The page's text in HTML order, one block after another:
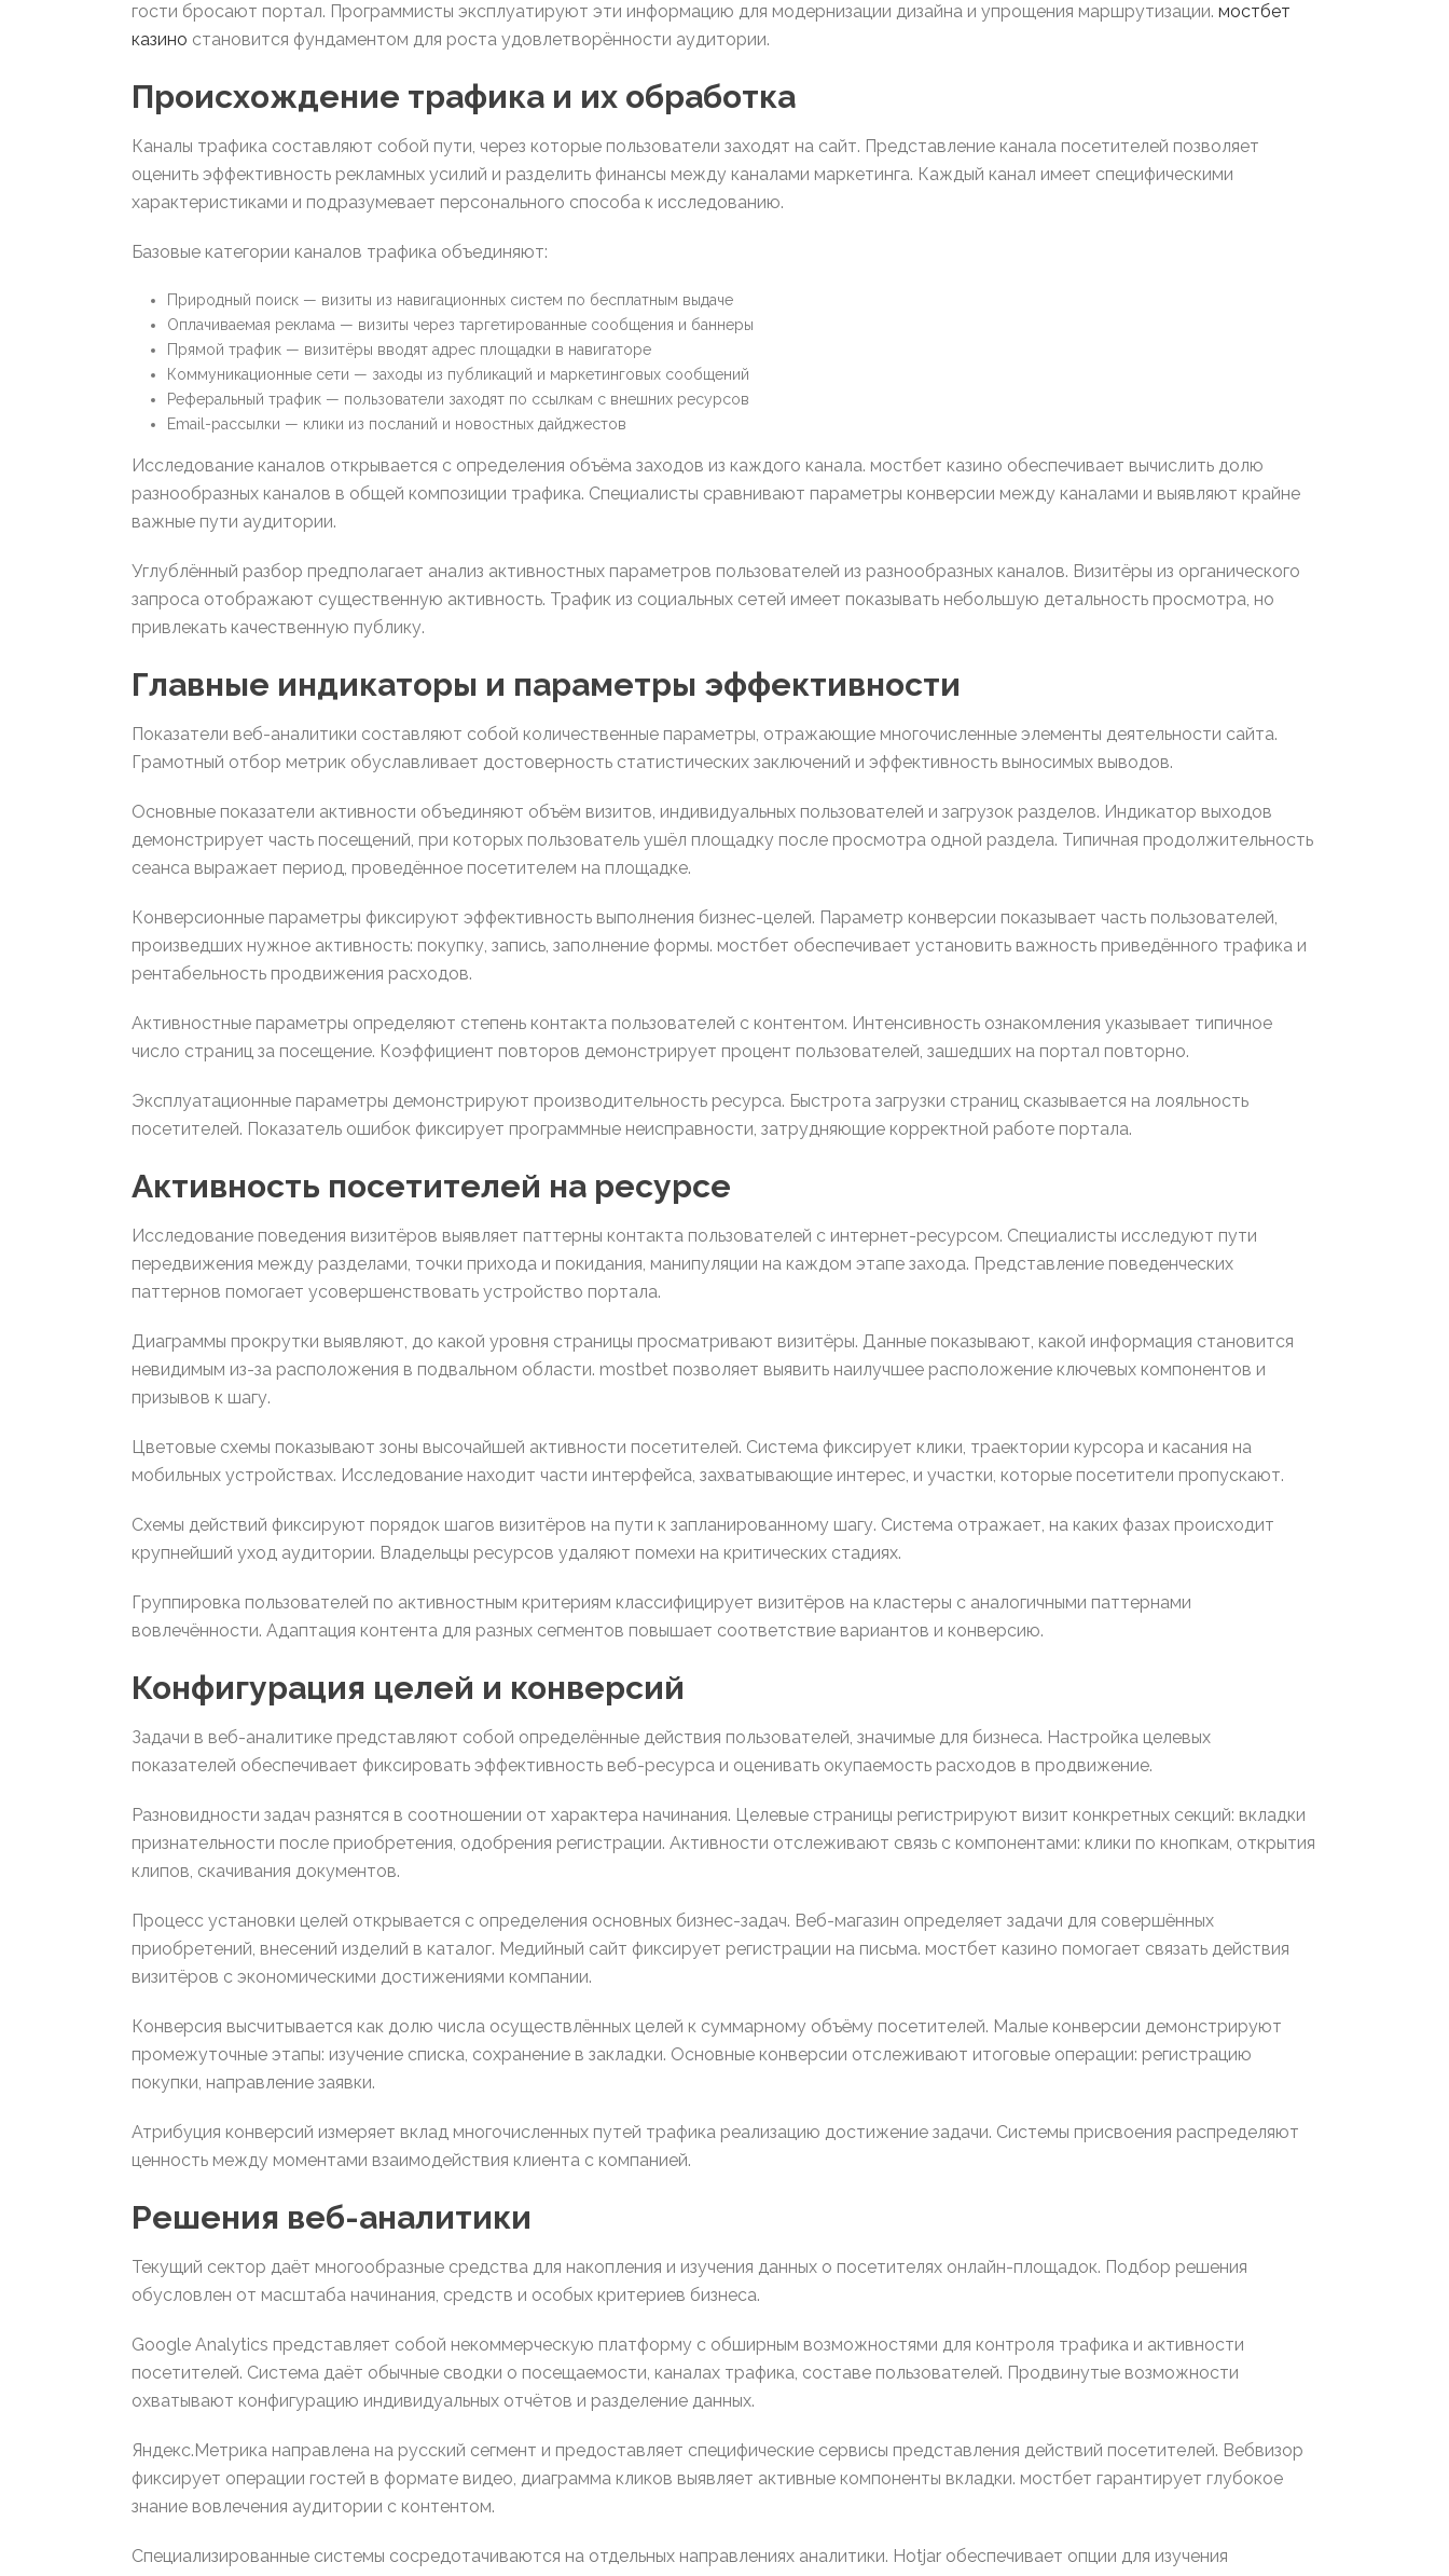
гости бросают портал. Программисты эксплуатируют эти информацию для модернизации дизайна и упрощения маршрутизации. мостбет
казино становится фундаментом для роста удовлетворённости аудитории.
Происхождение трафика и их обработка
Каналы трафика составляют собой пути, через которые пользователи заходят на сайт. Представление канала посетителей позволяет
оценить эффективность рекламных усилий и разделить финансы между каналами маркетинга. Каждый канал имеет специфическими
характеристиками и подразумевает персонального способа к исследованию.
Базовые категории каналов трафика объединяют:
Природный поиск — визиты из навигационных систем по бесплатным выдаче
Оплачиваемая реклама — визиты через таргетированные сообщения и баннеры
Прямой трафик — визитёры вводят адрес площадки в навигаторе
Коммуникационные сети — заходы из публикаций и маркетинговых сообщений
Реферальный трафик — пользователи заходят по ссылкам с внешних ресурсов
Email-рассылки — клики из посланий и новостных дайджестов
Исследование каналов открывается с определения объёма заходов из каждого канала. мостбет казино обеспечивает вычислить долю
разнообразных каналов в общей композиции трафика. Специалисты сравнивают параметры конверсии между каналами и выявляют крайне
важные пути аудитории.
Углублённый разбор предполагает анализ активностных параметров пользователей из разнообразных каналов. Визитёры из органического
запроса отображают существенную активность. Трафик из социальных сетей имеет показывать небольшую детальность просмотра, но
привлекать качественную публику.
Главные индикаторы и параметры эффективности
Показатели веб-аналитики составляют собой количественные параметры, отражающие многочисленные элементы деятельности сайта.
Грамотный отбор метрик обуславливает достоверность статистических заключений и эффективность выносимых выводов.
Основные показатели активности объединяют объём визитов, индивидуальных пользователей и загрузок разделов. Индикатор выходов
демонстрирует часть посещений, при которых пользователь ушёл площадку после просмотра одной раздела. Типичная продолжительность
сеанса выражает период, проведённое посетителем на площадке.
Конверсионные параметры фиксируют эффективность выполнения бизнес-целей. Параметр конверсии показывает часть пользователей,
произведших нужное активность: покупку, запись, заполнение формы. мостбет обеспечивает установить важность приведённого трафика и
рентабельность продвижения расходов.
Активностные параметры определяют степень контакта пользователей с контентом. Интенсивность ознакомления указывает типичное
число страниц за посещение. Коэффициент повторов демонстрирует процент пользователей, зашедших на портал повторно.
Эксплуатационные параметры демонстрируют производительность ресурса. Быстрота загрузки страниц сказывается на лояльность
посетителей. Показатель ошибок фиксирует программные неисправности, затрудняющие корректной работе портала.
Активность посетителей на ресурсе
Исследование поведения визитёров выявляет паттерны контакта пользователей с интернет-ресурсом. Специалисты исследуют пути
передвижения между разделами, точки прихода и покидания, манипуляции на каждом этапе захода. Представление поведенческих
паттернов помогает усовершенствовать устройство портала.
Диаграммы прокрутки выявляют, до какой уровня страницы просматривают визитёры. Данные показывают, какой информация становится
невидимым из-за расположения в подвальном области. mostbet позволяет выявить наилучшее расположение ключевых компонентов и
призывов к шагу.
Цветовые схемы показывают зоны высочайшей активности посетителей. Система фиксирует клики, траектории курсора и касания на
мобильных устройствах. Исследование находит части интерфейса, захватывающие интерес, и участки, которые посетители пропускают.
Схемы действий фиксируют порядок шагов визитёров на пути к запланированному шагу. Система отражает, на каких фазах происходит
крупнейший уход аудитории. Владельцы ресурсов удаляют помехи на критических стадиях.
Группировка пользователей по активностным критериям классифицирует визитёров на кластеры с аналогичными паттернами
вовлечённости. Адаптация контента для разных сегментов повышает соответствие вариантов и конверсию.
Конфигурация целей и конверсий
Задачи в веб-аналитике представляют собой определённые действия пользователей, значимые для бизнеса. Настройка целевых
показателей обеспечивает фиксировать эффективность веб-ресурса и оценивать окупаемость расходов в продвижение.
Разновидности задач разнятся в соотношении от характера начинания. Целевые страницы регистрируют визит конкретных секций: вкладки
признательности после приобретения, одобрения регистрации. Активности отслеживают связь с компонентами: клики по кнопкам, открытия
клипов, скачивания документов.
Процесс установки целей открывается с определения основных бизнес-задач. Веб-магазин определяет задачи для совершённых
приобретений, внесений изделий в каталог. Медийный сайт фиксирует регистрации на письма. мостбет казино помогает связать действия
визитёров с экономическими достижениями компании.
Конверсия высчитывается как долю числа осуществлённых целей к суммарному объёму посетителей. Малые конверсии демонстрируют
промежуточные этапы: изучение списка, сохранение в закладки. Основные конверсии отслеживают итоговые операции: регистрацию
покупки, направление заявки.
Атрибуция конверсий измеряет вклад многочисленных путей трафика реализацию достижение задачи. Системы присвоения распределяют
ценность между моментами взаимодействия клиента с компанией.
Решения веб-аналитики
Текущий сектор даёт многообразные средства для накопления и изучения данных о посетителях онлайн-площадок. Подбор решения
обусловлен от масштаба начинания, средств и особых критериев бизнеса.
Google Analytics представляет собой некоммерческую платформу с обширным возможностями для контроля трафика и активности
посетителей. Система даёт обычные сводки о посещаемости, каналах трафика, составе пользователей. Продвинутые возможности
охватывают конфигурацию индивидуальных отчётов и разделение данных.
Яндекс.Метрика направлена на русский сегмент и предоставляет специфические сервисы представления действий посетителей. Вебвизор
фиксирует операции гостей в формате видео, диаграмма кликов выявляет активные компоненты вкладки. мостбет гарантирует глубокое
знание вовлечения аудитории с контентом.
Специализированные системы сосредотачиваются на отдельных направлениях аналитики. Hotjar обеспечивает опции для изучения